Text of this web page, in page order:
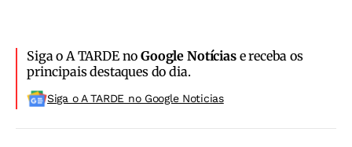
Siga o A TARDE noGoogle Notíciase receba os
principais destaques do dia.
Siga o A TARDE no Google Noticias